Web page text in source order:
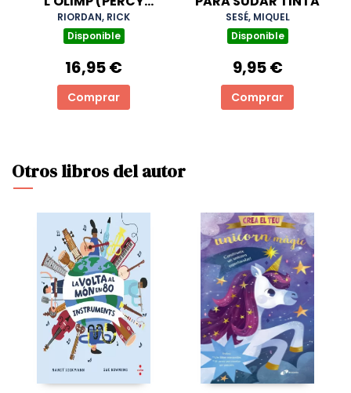
JACKSON I ELS DÉUS
DE L'OLIMP 5)
RIORDAN, RICK
Disponible
16,95 €
Comprar
SESÉ, MIQUEL
Disponible
9,95 €
Comprar
Otros libros del autor